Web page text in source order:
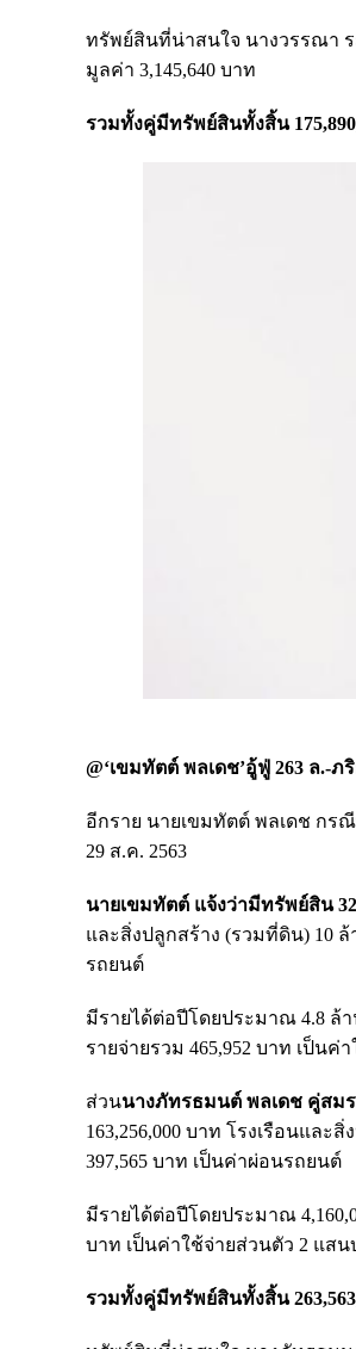
ทรัพย์สินที่น่าสนใจ นางวรรณา
มูลค่า 3,145,640 บาท
รวมทั้งคู่มีทรัพย์สินทั้งสิ้น
@‘เขมทัตต์ พลเดช’อู้ฟู่ 263 ล.-ภ
อีกราย นายเขมทัตต์ พลเดช ก
29 ส.ค. 2563
นายเขมทัตต์ แจ้งว่ามีทรัพย์สิน
และสิ่งปลูกสร้าง (รวมที่ดิน) 10
รถยนต์
มีรายได้ต่อปีโดยประมาณ 4.8 ล้
รายจ่ายรวม 465,952 บาท เป็น
ส่วนนางภัทรธมนต์ พลเดช คู่สมร
163,256,000 บาท โรงเรือนแล
397,565 บาท เป็นค่าผ่อนรถยนต์
มีรายได้ต่อปีโดยประมาณ
บาท เป็นค่าใช้จ่ายส่วนตัว 2 แส
รวมทั้งคู่มีทรัพย์สินทั้งสิ้น